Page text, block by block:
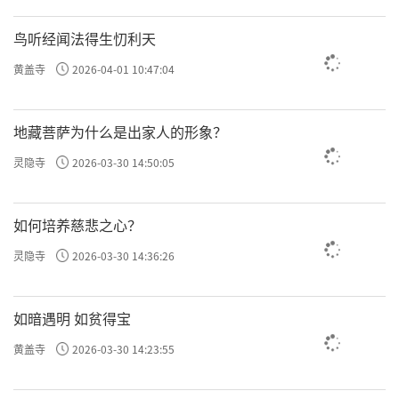
鸟听经闻法得生忉利天
黄盖寺 2026-04-01 10:47:04
地藏菩萨为什么是出家人的形象？
灵隐寺 2026-03-30 14:50:05
如何培养慈悲之心？
灵隐寺 2026-03-30 14:36:26
如暗遇明 如贫得宝
黄盖寺 2026-03-30 14:23:55